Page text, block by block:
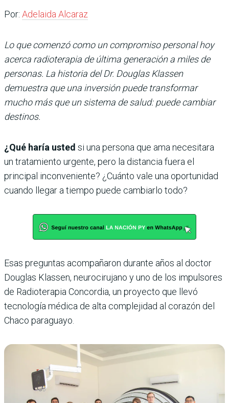
Por: Adelaida Alcaraz
Lo que comenzó como un compromiso personal hoy
acerca radioterapia de última generación a miles de
personas. La historia del Dr. Douglas Klassen
demuestra que una inversión puede transformar
mucho más que un sistema de salud: puede cambiar
destinos.
¿Qué haría usted si una persona que ama necesitara
un tratamiento urgente, pero la distancia fuera el
principal inconveniente? ¿Cuánto vale una oportunidad
cuando llegar a tiempo puede cambiarlo todo?
Esas preguntas acompañaron durante años al doctor
Douglas Klassen, neurocirujano y uno de los impulsores
de Radioterapia Concordia, un proyecto que llevó
tecnología médica de alta complejidad al corazón del
Chaco paraguayo.